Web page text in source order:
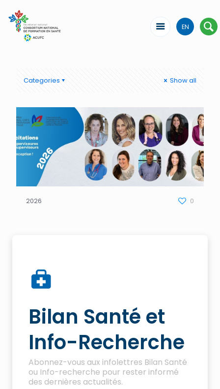
EN
Categories Show all
2026 0
Bilan Santé et
Info-Recherche
Abonnez-vous aux infolettres Bilan Santé
ou Info-recherche pour rester informé
des dernières actualités.